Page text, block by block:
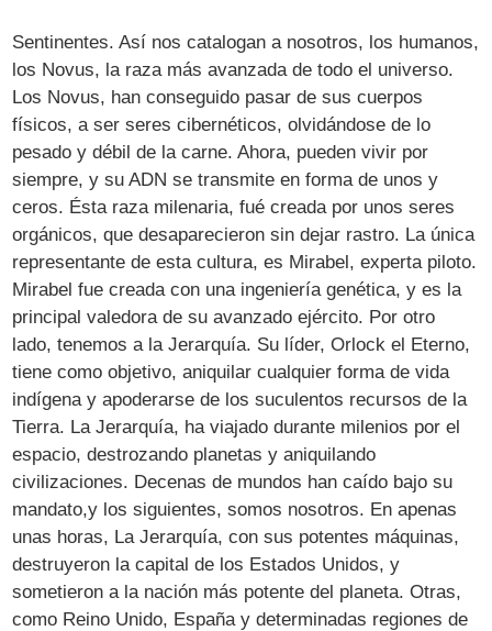
Sentinentes. Así nos catalogan a nosotros, los humanos,
los Novus, la raza más avanzada de todo el universo.
Los Novus, han conseguido pasar de sus cuerpos
físicos, a ser seres cibernéticos, olvidándose de lo
pesado y débil de la carne. Ahora, pueden vivir por
siempre, y su ADN se transmite en forma de unos y
ceros. Ésta raza milenaria, fué creada por unos seres
orgánicos, que desaparecieron sin dejar rastro. La única
representante de esta cultura, es Mirabel, experta piloto.
Mirabel fue creada con una ingeniería genética, y es la
principal valedora de su avanzado ejército. Por otro
lado, tenemos a la Jerarquía. Su líder, Orlock el Eterno,
tiene como objetivo, aniquilar cualquier forma de vida
indígena y apoderarse de los suculentos recursos de la
Tierra. La Jerarquía, ha viajado durante milenios por el
espacio, destrozando planetas y aniquilando
civilizaciones. Decenas de mundos han caído bajo su
mandato,y los siguientes, somos nosotros. En apenas
unas horas, La Jerarquía, con sus potentes máquinas,
destruyeron la capital de los Estados Unidos, y
sometieron a la nación más potente del planeta. Otras,
como Reino Unido, España y determinadas regiones de